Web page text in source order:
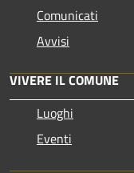
Comunicati
Avvisi
VIVERE IL COMUNE
Luoghi
Eventi